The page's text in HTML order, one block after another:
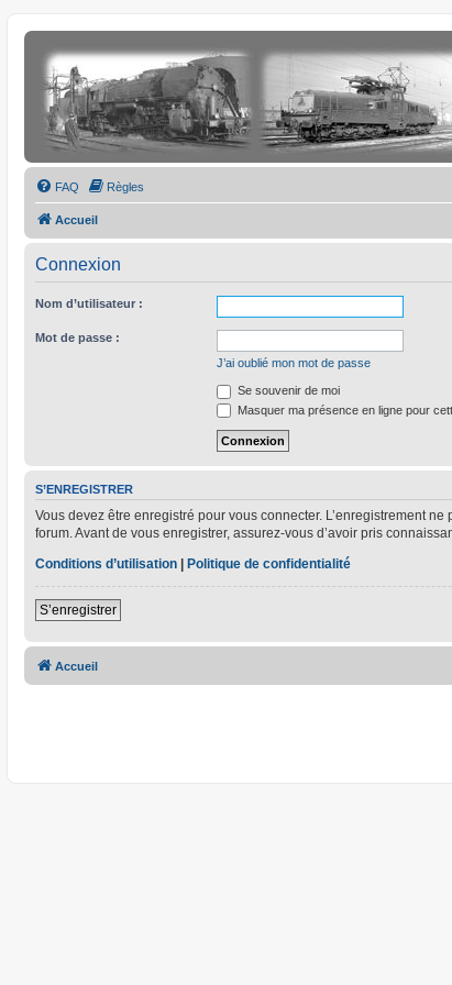
FAQ Règles
Accueil
Connexion
Nom d’utilisateur :
Mot de passe :
J’ai oublié mon mot de passe
Se souvenir de moi
Masquer ma présence en ligne pour
S’ENREGISTRER
Vous devez être enregistré pour vous connecter. L’enregistrement
forum. Avant de vous enregistrer, assurez-vous d’avoir pris
Conditions d’utilisation | Politique de confidentialité
S’enregistrer
Accueil